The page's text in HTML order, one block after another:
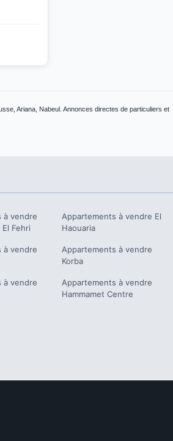
Ariana, Nabeul. Annonces directes de particuliers et
à vendre
El Fehri
Appartements à vendre El
Haouaria
à vendre
Appartements à vendre
Korba
à vendre
Appartements à vendre
Hammamet Centre